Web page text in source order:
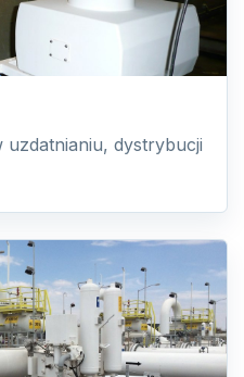
uzdatnianiu, dystrybucji